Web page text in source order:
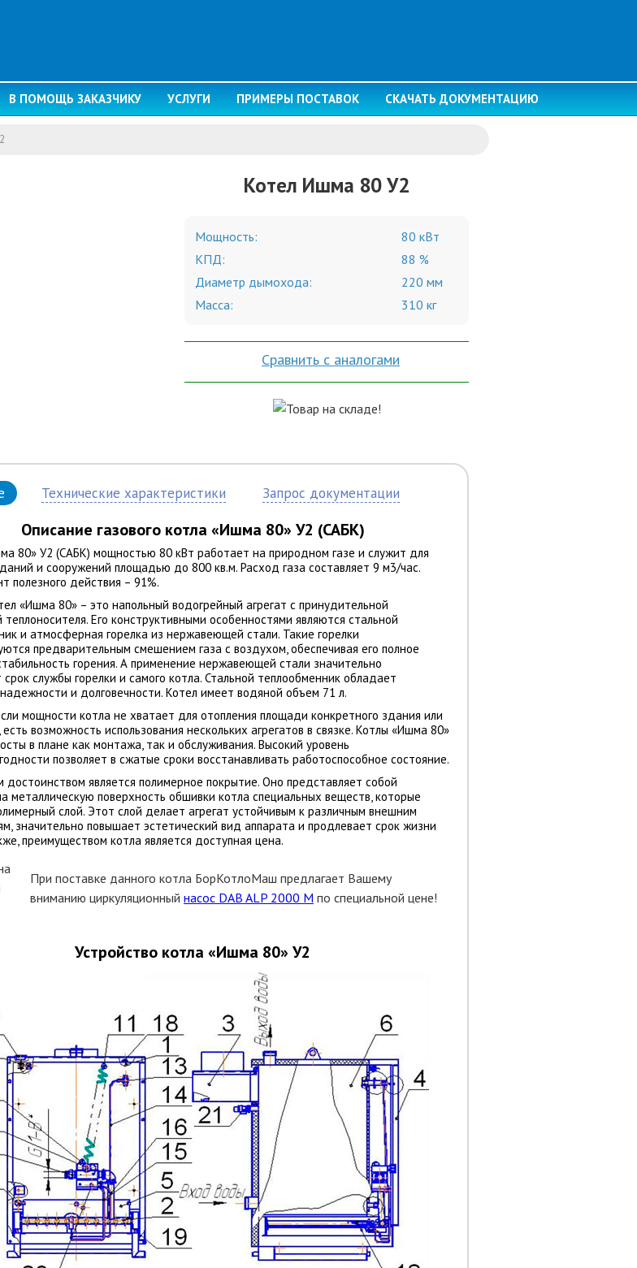
В ПОМОЩЬ ЗАКАЗЧИКУ УСЛУГИ ПРИМЕРЫ ПОСТАВОК СКАЧАТЬ ДОКУМЕНТАЦИЮ
Котел Ишма 80 У2
Мощность:
80 кВт
КПД:
88 %
Диаметр дымохода:
220 мм
Масса:
310 кг
Сравнить с аналогами
Технические характеристики Запрос документации
Описание газового котла «Ишма 80» У2 (САБК)
80» У2 (САБК) мощностью 80 кВт работает на природном газе и служит для
и сооружений площадью до 800 кв.м. Расход газа составляет 9 м3/час.
полезного действия – 91%.
«Ишма 80» – это напольный водогрейный агрегат с принудительной
теплоносителя. Его конструктивными особенностями являются стальной
и атмосферная горелка из нержавеющей стали. Такие горелки
предварительным смешением газа с воздухом, обеспечивая его полное
горения. А применение нержавеющей стали значительно
срок службы горелки и самого котла. Стальной теплообменник обладает
и долговечности. Котел имеет водяной объем 71 л.
мощности котла не хватает для отопления площади конкретного здания или
возможность использования нескольких агрегатов в связке. Котлы «Ишма 80»
в плане как монтажа, так и обслуживания. Высокий уровень
позволяет в сжатые сроки восстанавливать работоспособное состояние.
является полимерное покрытие. Оно представляет собой
металлическую поверхность обшивки котла специальных веществ, которые
слой. Этот слой делает агрегат устойчивым к различным внешним
значительно повышает эстетический вид аппарата и продлевает срок жизни
преимуществом котла является доступная цена.
При поставке данного котла БорКотлоМаш предлагает Вашему
вниманию циркуляционный насос DAB ALP 2000 M по специальной цене!
Устройство котла «Ишма 80» У2